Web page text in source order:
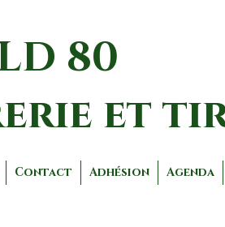
80
et
Contact Adhésion Agenda